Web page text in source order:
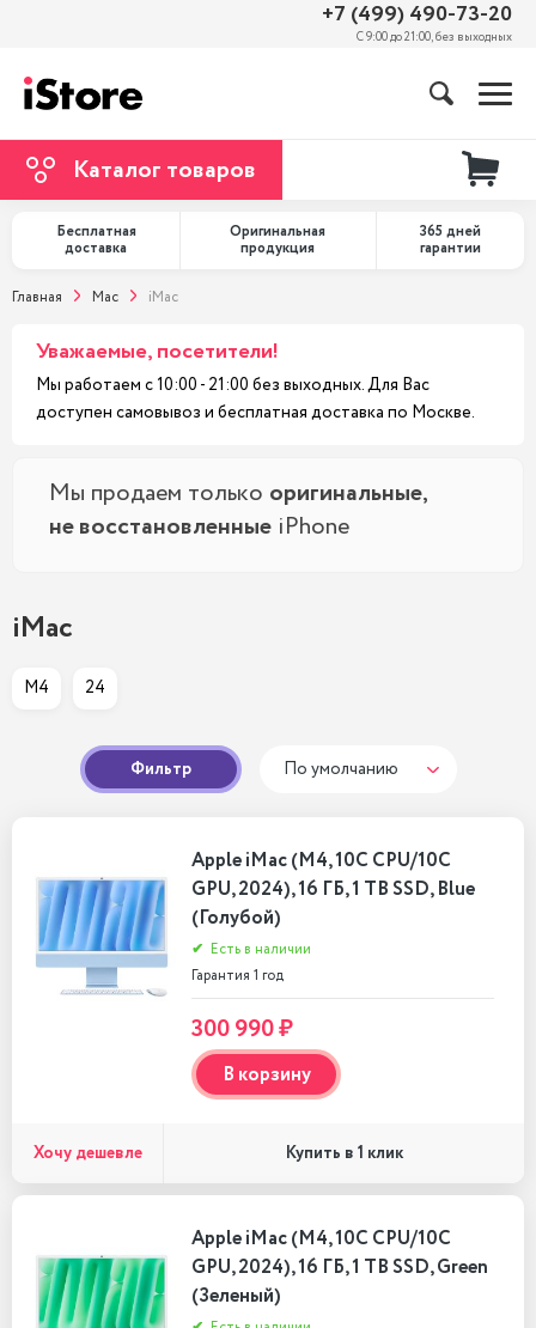
+7 (499) 490-73-20
С 9:00 до 21:00, без выходных
Каталог товаров
Бесплатная
доставка
Оригинальная
продукция
365 дней
гарантии
Главная Mac iMac
Уважаемые, посетители!
Мы работаем с 10:00 - 21:00 без выходных. Для Вас
доступен самовывоз и бесплатная доставка по Москве.
Мы продаем только оригинальные,
не восстановленные iPhone
iMac
M4 24
Фильтр По умолчанию
Apple iMac (M4, 10C CPU/10C
GPU, 2024), 16 ГБ, 1 TB SSD, Blue
(Голубой)
✔ Есть в наличии
Гарантия 1 год
300 990 ₽
В корзину
Хочу дешевле Купить в 1 клик
Apple iMac (M4, 10C CPU/10C
GPU, 2024), 16 ГБ, 1 TB SSD, Green
(Зеленый)